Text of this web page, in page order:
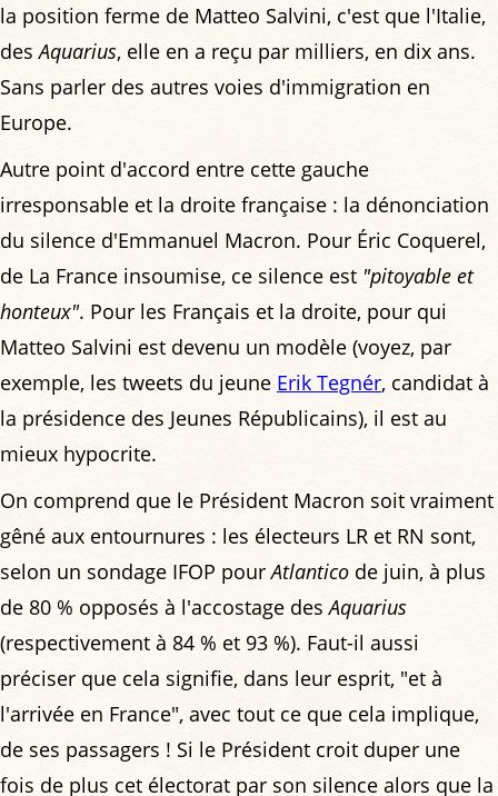
la position ferme de Matteo Salvini, c'est que l'Italie,
desAquarius, elle en a reçu par milliers, en dix ans.
Sans parler des autres voies d'immigration en
Europe.
Autre point d'accord entre cette gauche
irresponsable et la droite française : la dénonciation
du silence d'Emmanuel Macron. Pour Éric Coquerel,
de La France insoumise, ce silence est "pitoyable et
honteux". Pour les Français et la droite, pour qui
Matteo Salvini est devenu un modèle (voyez, par
exemple, les tweets du jeune Erik Tegnér, candidat à
la présidence des Jeunes Républicains), il est au
mieux hypocrite.
On comprend que le Président Macron soit vraiment
gêné aux entournures : les électeurs LR et RN sont,
selon un sondage IFOP pourAtlantico de juin, à plus
de 80 % opposés à l'accostage desAquarius
(respectivement à 84 % et 93 %). Faut-il aussi
préciser que cela signifie, dans leur esprit, "et à
l'arrivée en France", avec tout ce que cela implique,
de ses passagers ! Si le Président croit duper une
fois de plus cet électorat par son silence alors que la